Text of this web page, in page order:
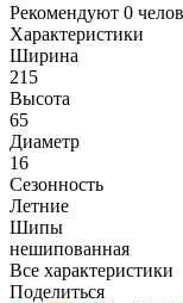
Рекомендуют 0
Характеристики
Ширина
215
Высота
65
Диаметр
16
Сезонность
Летние
Шипы
нешипованная
Все характеристики
Поделиться